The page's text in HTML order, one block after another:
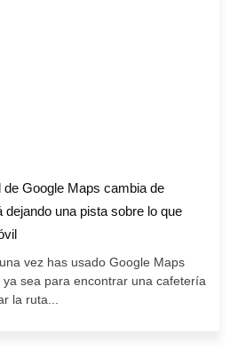
de Google Maps cambia de
dejando una pista sobre lo que
vez has usado Google Maps
sea para encontrar una cafetería
la ruta...